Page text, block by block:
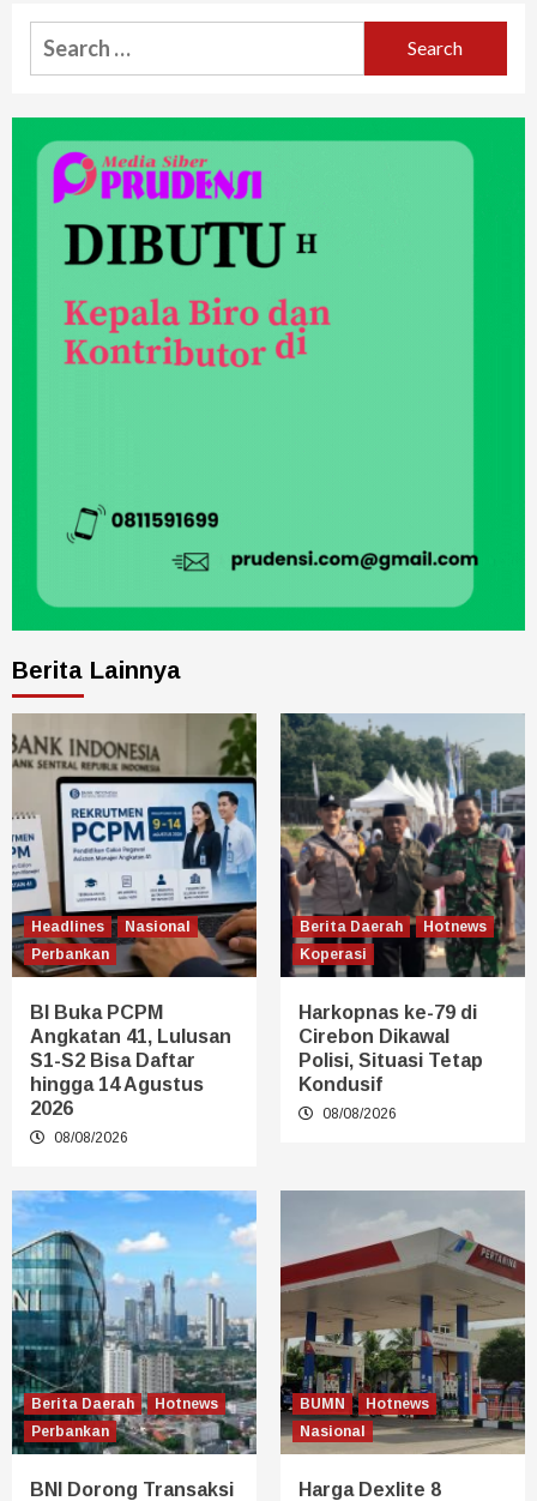
Berita Lainnya
Headlines
Nasional
Perbankan
BI Buka PCPM
Angkatan 41, Lulusan
S1-S2 Bisa Daftar
hingga 14 Agustus
2026
08/08/2026
Berita Daerah
Hotnews
Koperasi
Harkopnas ke-79 di
Cirebon Dikawal
Polisi, Situasi Tetap
Kondusif
08/08/2026
Berita Daerah
Hotnews
Perbankan
BNI Dorong Transaksi
BUMN
Hotnews
Nasional
Harga Dexlite 8